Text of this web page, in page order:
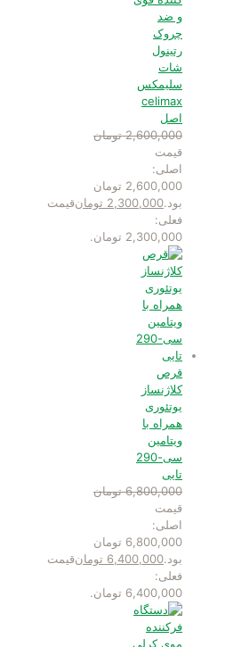
و ضد
چروک
رتینول
شات
سلیمکس
celimax
اصل
2,600,000 تومان
قیمت
اصلی:
2,600,000 تومان
بود.2,300,000 تومانقیمت
فعلی:
2,300,000 تومان.
قرص
کلاژنساز
یوتئوری
همراه با
ویتامین
سی-290
تایی
6,800,000 تومان
قیمت
اصلی:
6,800,000 تومان
بود.6,400,000 تومانقیمت
فعلی:
6,400,000 تومان.